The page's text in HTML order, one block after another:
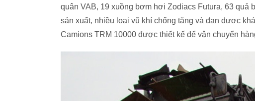
quân VAB, 19 xuồng bơm hơi Zodiacs Futura, 63 quả
sản xuất, nhiều loại vũ khí chống tăng và đạn dược
Camions TRM 10000 được thiết kế để vận chuyển